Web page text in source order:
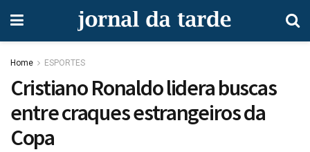
Home ESPORTES
Cristiano Ronaldo lidera buscas
entre craques estrangeiros da
Copa